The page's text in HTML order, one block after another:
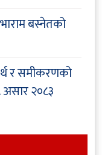
बस्नेतको
र समीकरणको
असार २०८३